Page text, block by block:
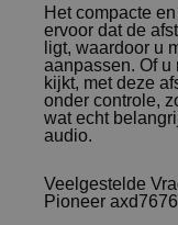
Het compacte
ervoor dat de
ligt, waardoor u
aanpassen. Of u
kijkt, met deze
onder controle,
wat echt
audio.
Veelgestelde
Pioneer